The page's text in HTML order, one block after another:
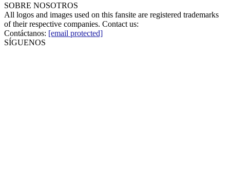
SOBRE NOSOTROS
All logos and images used on this fansite are registered trademarks
of their respective companies. Contact us:
Contáctanos: [email protected]
SÍGUENOS